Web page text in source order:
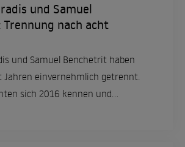
und Samuel
nach acht
und Samuel Benchetrit haben
Jahren einvernehmlich getrennt.
sich 2016 kennen und
Ein Statement ihres